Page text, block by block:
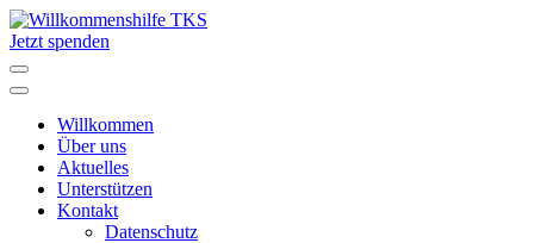
Zum
Inhalt
springen
(Enter
Jetzt spenden
Willkommen
Über uns
Aktuelles
Unterstützen
Kontakt
Datenschutz